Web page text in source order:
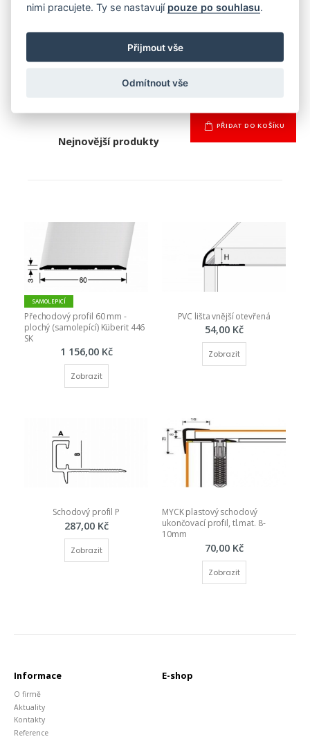
270
1 495,00 Kč
1 808,95 Kč
PŘIDAT DO KOŠÍKU
Nejnovější produkty
SAMOLEPICÍ
Přechodový profil 60 mm -
plochý (samolepící) Küberit 446
SK
1 156,00 Kč
Zobrazit
PVC lišta vnější otevřená
54,00 Kč
Zobrazit
Schodový profil P
287,00 Kč
Zobrazit
MYCK plastový schodový
ukončovací profil, tl.mat. 8-
10mm
70,00 Kč
Zobrazit
Informace
O firmě
Aktuality
Kontakty
Reference
E-shop
nimi pracujete. Ty se nastavují pouze po souhlasu.
Přijmout vše
Odmítnout vše